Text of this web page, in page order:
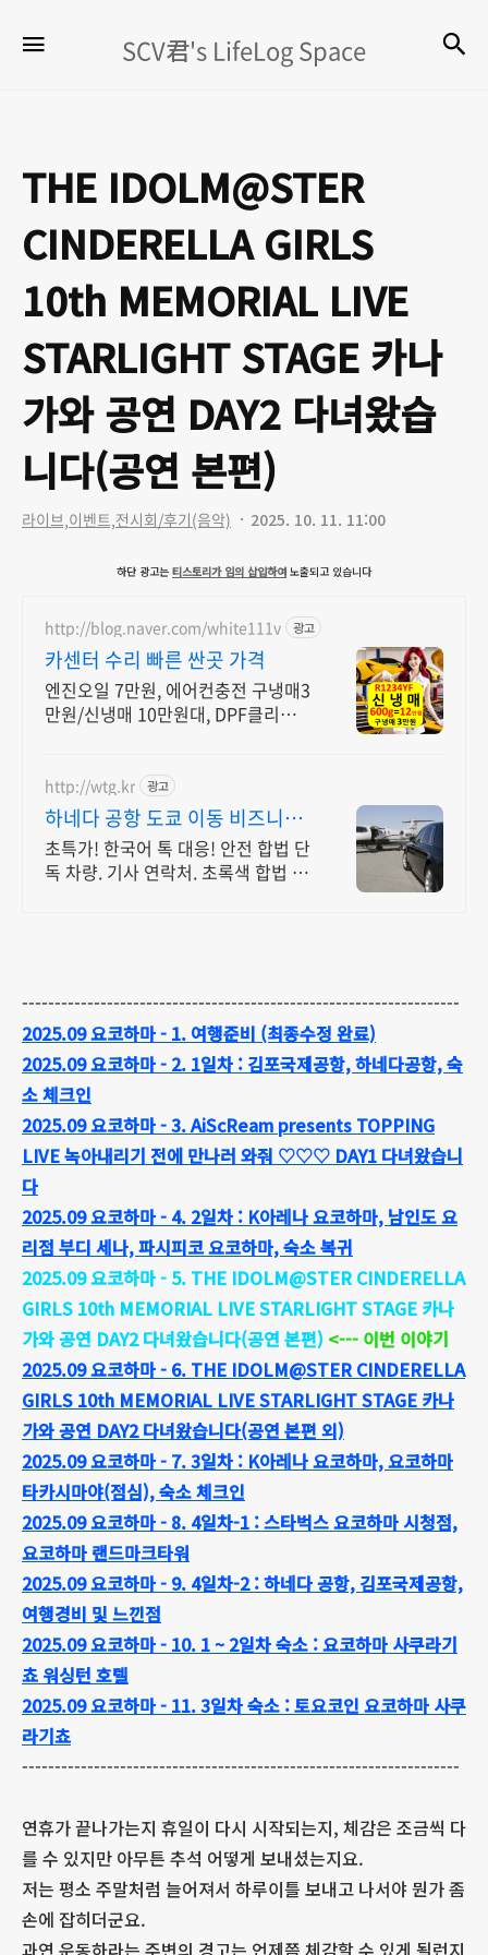
君's
SCV君's LifeLog Space
THE IDOLM@STER
CINDERELLA GIRLS
10th MEMORIAL LIVE
STARLIGHT STAGE 카나
가와 공연 DAY2 다녀왔습
니다(공연 본편)
라이브,이벤트,전시회/후기(음악) 2025. 10. 11. 11:00
하단 광고는 티스토리가 임의 삽입하여 노출되고 있습니다
http://blog.naver.com/white111v 광고
카센터 수리 빠른 싼곳 가격
엔진오일 7만원, 에어컨충전 구냉매3
만원/신냉매 10만원대, DPF클리닝
클리닝 20만원
http://wtg.kr 광고
하네다 공항 도쿄 이동 비즈니스
차량 맞춤 견적 가능
초특가! 한국어 톡 대응! 안전 합법 단
독 차량. 기사 연락처. 초록색 합법 차
-------------------------------------------------------------------
2025.09 요코하마 - 1. 여행준비 (최종수정 완료)
2025.09 요코하마 - 2. 1일차 : 김포국제공항, 하네다공항, 숙
소 체크인
2025.09 요코하마 - 3. AiScReam presents TOPPING
LIVE 녹아내리기 전에 만나러 와줘 ♡♡♡ DAY1 다녀왔습니
다
2025.09 요코하마 - 4. 2일차 : K아레나 요코하마, 남인도 요
리점 부디 세나, 파시피코 요코하마, 숙소 복귀
2025.09 요코하마 - 5. THE IDOLM@STER CINDERELLA
GIRLS 10th MEMORIAL LIVE STARLIGHT STAGE 카나
가와 공연 DAY2 다녀왔습니다(공연 본편) <--- 이번 이야기
2025.09 요코하마 - 6. THE IDOLM@STER CINDERELLA
GIRLS 10th MEMORIAL LIVE STARLIGHT STAGE 카나
가와 공연 DAY2 다녀왔습니다(공연 본편 외)
2025.09 요코하마 - 7. 3일차 : K아레나 요코하마, 요코하마
타카시마야(점심), 숙소 체크인
2025.09 요코하마 - 8. 4일차-1 : 스타벅스 요코하마 시청점,
요코하마 랜드마크타워
2025.09 요코하마 - 9. 4일차-2 : 하네다 공항, 김포국제공항,
여행경비 및 느낀점
2025.09 요코하마 - 10. 1 ~ 2일차 숙소 : 요코하마 사쿠라기
쵸 워싱턴 호텔
2025.09 요코하마 - 11. 3일차 숙소 : 토요코인 요코하마 사쿠
라기쵸
-------------------------------------------------------------------
연휴가 끝나가는지 휴일이 다시 시작되는지, 체감은 조금씩 다
를 수 있지만 아무튼 추석 어떻게 보내셨는지요.
저는 평소 주말처럼 늘어져서 하루이틀 보내고 나서야 뭔가 좀
손에 잡히더군요.
과연 운동하라는 주변의 경고는 언제쯤 체감할 수 있게 될런지